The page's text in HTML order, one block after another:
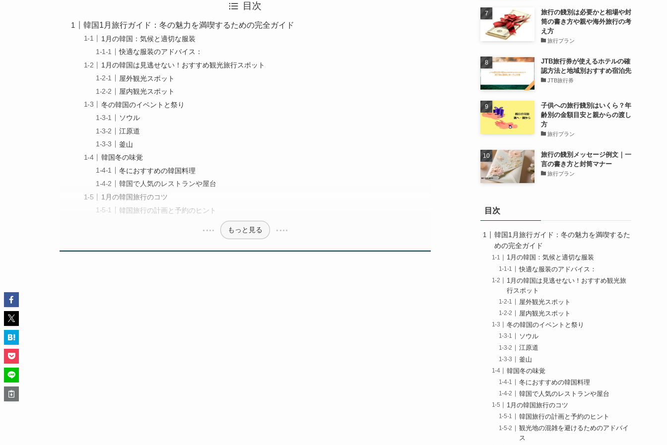
目次
韓国1月旅行ガイド：冬の魅力を満喫するための完全ガイド
1月の韓国：気候と適切な服装
快適な服装のアドバイス：
1月の韓国は見逃せない！おすすめ観光旅行スポット
屋外観光スポット
屋内観光スポット
冬の韓国のイベントと祭り
ソウル
江原道
釜山
韓国冬の味覚
冬におすすめの韓国料理
韓国で人気のレストランや屋台
1月の韓国旅行のコツ
韓国旅行の計画と予約のヒント
もっと見る
旅行の餞別は必要かと相場や封
筒の書き方や親や海外旅行の考
え方
旅行プラン
JTB旅行券が使えるホテルの確
認方法と地域別おすすめ宿泊先
JTB旅行券
子供への旅行餞別はいくら？年
齢別の金額目安と親からの渡し
方
旅行プラン
旅行の餞別メッセージ例文｜一
言の書き方と封筒マナー
旅行プラン
目次
韓国1月旅行ガイド：冬の魅力を満喫するた
めの完全ガイド
1月の韓国：気候と適切な服装
快適な服装のアドバイス：
1月の韓国は見逃せない！おすすめ観光旅
行スポット
屋外観光スポット
屋内観光スポット
冬の韓国のイベントと祭り
ソウル
江原道
釜山
韓国冬の味覚
冬におすすめの韓国料理
韓国で人気のレストランや屋台
1月の韓国旅行のコツ
韓国旅行の計画と予約のヒント
観光地の混雑を避けるためのアドバイ
ス